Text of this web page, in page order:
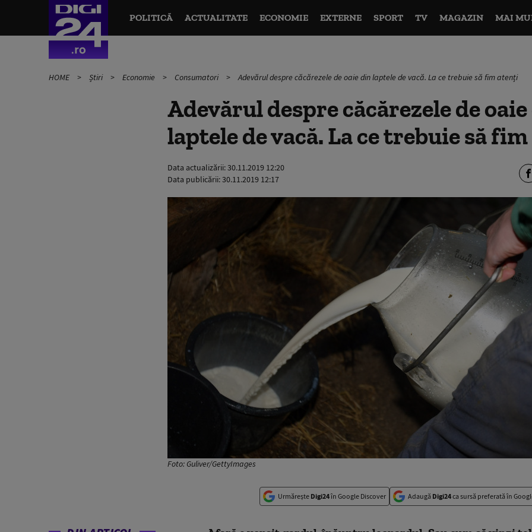
POLITICĂ ACTUALITATE ECONOMIE EXTERNE SPORT TV MAGAZIN MAI
HOME Știri Economie Consumatori Adevărul despre căcărezele de oaie din laptele de vacă. La ce trebuie să fim atenți
Adevărul despre căcărezele de
laptele de vacă. La ce trebuie să
Data actualizării:30.11.2019 12:20
Data publicării:30.11.2019 12:17
Foto: Guliver/GettyImages
Urmărește Digi24în Google Discover Adaugă Digi24ca sursă preferată în